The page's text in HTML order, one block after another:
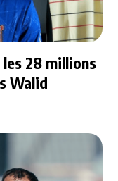
les 28 millions
Walid